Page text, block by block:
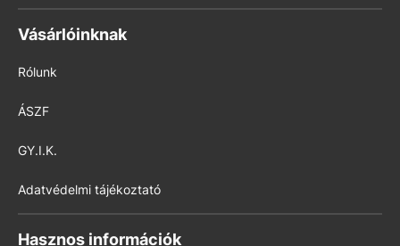
Vásárlóinknak
Rólunk
ÁSZF
GY.I.K.
Adatvédelmi tájékoztató
Hasznos információk